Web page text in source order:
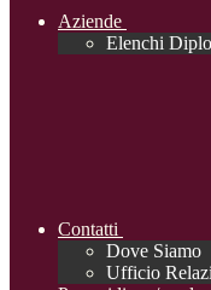
Aziende
Elenchi
Contatti
Dove Siamo
Ufficio